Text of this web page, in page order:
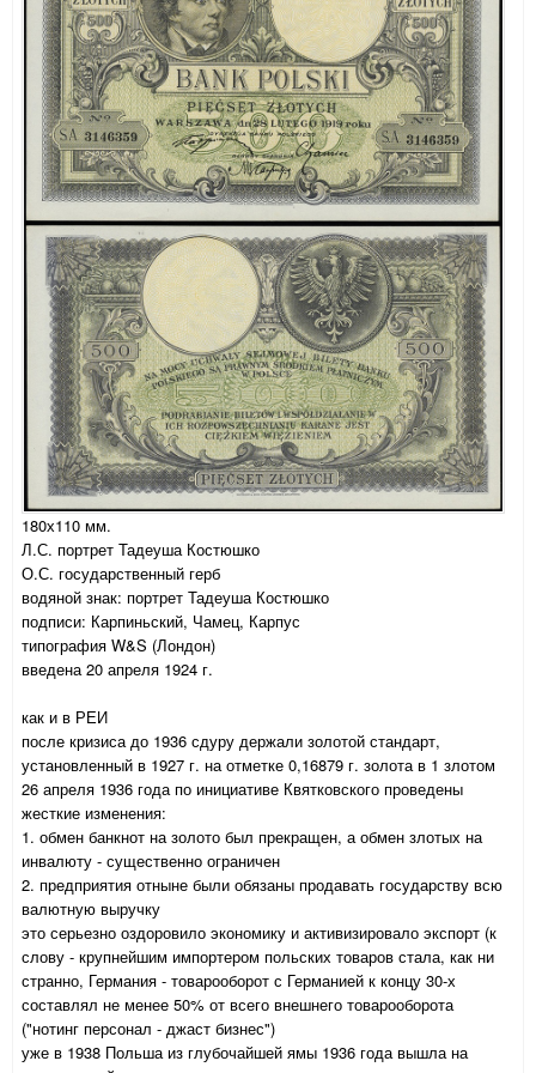
180х110 мм.
Л.С. портрет Тадеуша Костюшко
О.С. государственный герб
водяной знак: портрет Тадеуша Костюшко
подписи: Карпиньский, Чамец, Карпус
типография W&S (Лондон)
введена 20 апреля 1924 г.
как и в РЕИ
после кризиса до 1936 сдуру держали золотой стандарт,
установленный в 1927 г. на отметке 0,16879 г. золота в 1 злотом
26 апреля 1936 года по инициативе Квятковского проведены
жесткие изменения:
1. обмен банкнот на золото был прекращен, а обмен злотых на
инвалюту - существенно ограничен
2. предприятия отныне были обязаны продавать государству всю
валютную выручку
это серьезно оздоровило экономику и активизировало экспорт (к
слову - крупнейшим импортером польских товаров стала, как ни
странно, Германия - товарооборот с Германией к концу 30-х
составлял не менее 50% от всего внешнего товарооборота
("нотинг персонал - джаст бизнес")
уже в 1938 Польша из глубочайшей ямы 1936 года вышла на